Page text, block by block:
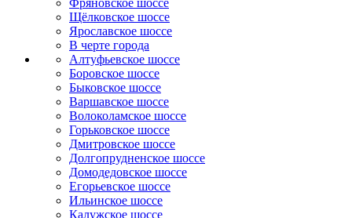
Щёлковское шоссе
Ярославское шоссе
B черте города
Алтуфьевское шоссе
Боровское шоссе
Быковское шоссе
Варшавское шоссе
Волоколамское шоссе
Горьковское шоссе
Дмитровское шоссе
Долгопрудненское шоссе
Домодедовское шоссе
Егорьевское шоссе
Ильинское шоссе
Калужское шоссе